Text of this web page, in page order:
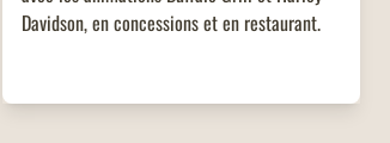
Davidson, en concessions et en restaurant.